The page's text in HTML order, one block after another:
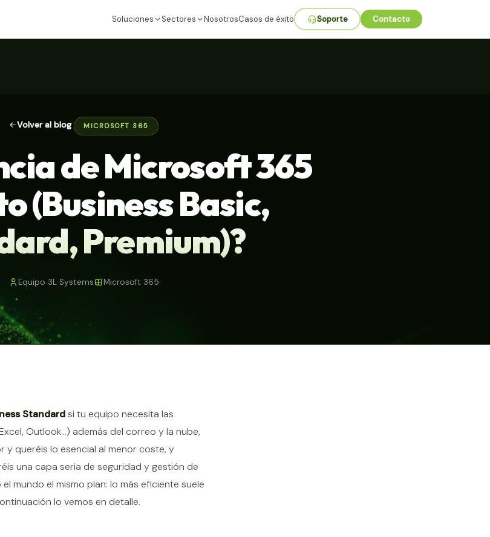
Soluciones Sectores NosotrosCasos de éxito Soporte Contacto
Volver al blog MICROSOFT 365
de Microsoft 365
(Business Basic,
Premium)?
Equipo 3L Systems Microsoft 365
Standardsi tu equipo necesita las
Outlook…) además del correo y la nube,
queréis lo esencial al menor coste, y
una capa seria de seguridad y gestión de
mundo el mismo plan: lo más eficiente suele
lo vemos en detalle.